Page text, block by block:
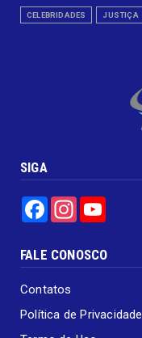
CELEBRIDADES JUSTIÇA
SIGA
FacebookInstagram
FALE CONOSCO
Contatos
Política de Privacidade